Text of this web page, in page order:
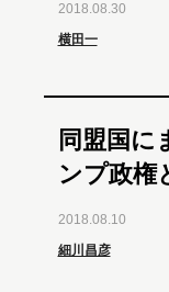
2018.08.30
横田一
同盟国
ンプ政権
2018.08.10
細川昌彦